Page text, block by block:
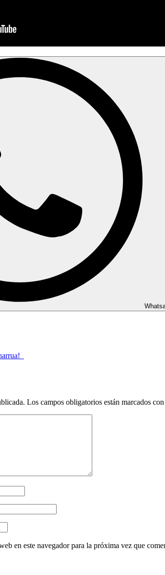
Los campos obligatorios están marcados con
en este navegador para la próxima vez que